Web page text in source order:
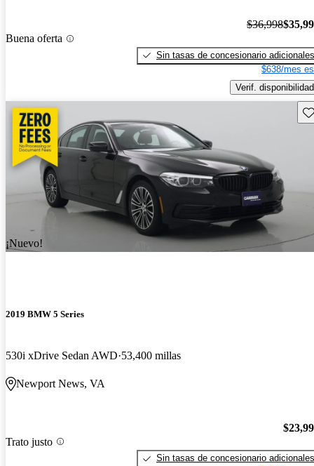
Buena oferta
$36,998
Sin tasas de concesionario adicionales
$638/mes
Verif. disponibilidad
¡Nuevo!
2019 BMW 5 Series
530i xDrive Sedan AWD 53,400 millas
Newport News, VA
Trato justo
Sin tasas de concesionario adicionales